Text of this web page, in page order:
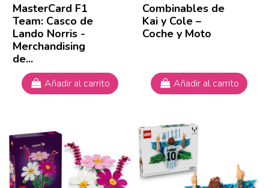
MasterCard F1
Team: Casco de
Lando Norris -
Merchandising
de...
Añadir al carrito
Combinables de
Kai y Cole –
Coche y Moto
Añadir al carrito